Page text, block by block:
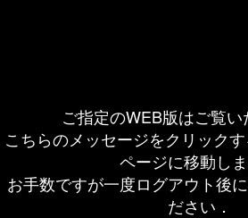
ご指定のWEB版はご覧
こちらのメッセージをクリック
ページに移動しま
お手数ですが一度ログアウト後
ださい．